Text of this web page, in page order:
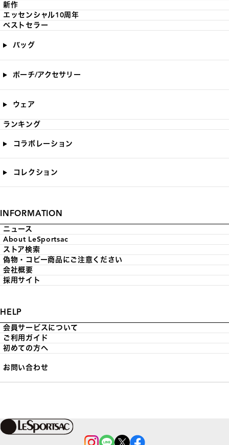
新作
エッセンシャル10周年
ベストセラー
バッグ
ポーチ/アクセサリー
ウェア
ランキング
コラボレーション
コレクション
INFORMATION
ニュース
About LeSportsac
ストア検索
偽物・コピー商品にご注意ください
会社概要
採用サイト
HELP
会員サービスについて
ご利用ガイド
初めての方へ
お問い合わせ